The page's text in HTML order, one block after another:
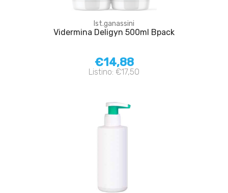
Ist.ganassini
Vidermina Deligyn 500ml Bpack
€14,88
Listino: €17,50